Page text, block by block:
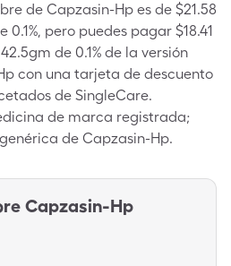
de Capzasin-Hp es de $21.58
0.1%, pero puedes pagar $18.41
de 0.1% de la versión
con una tarjeta de descuento
de SingleCare.
de marca registrada;
de Capzasin-Hp.
Capzasin-Hp